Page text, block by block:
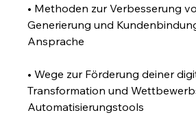
• Methoden zur Verbesserung
Generierung und
Ansprache
• Wege zur Förderung deiner
Transformation und
Automatisierungstools